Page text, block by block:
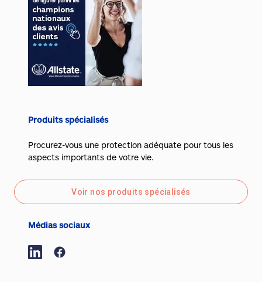
Produits spécialisés
Procurez-vous une protection adéquate pour tous les
aspects importants de votre vie.
Voir nos produits spécialisés
Médias sociaux